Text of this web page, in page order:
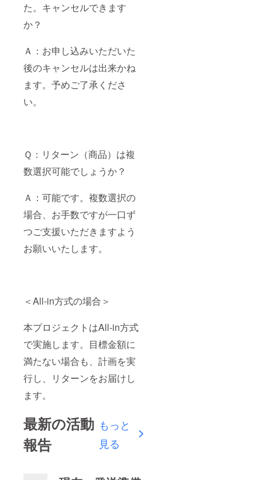
た。キャンセルできます
か？
Ａ：お申し込みいただいた
後のキャンセルは出来かね
ます。予めご了承くださ
い。
Ｑ：リターン（商品）は複
数選択可能でしょうか？
Ａ：可能です。複数選択の
場合、お手数ですが一口ず
つご支援いただきますよう
お願いいたします。
＜All-in方式の場合＞
本プロジェクトはAll-in方式
で実施します。目標金額に
満たない場合も、計画を実
行し、リターンをお届けし
ます。
最新の活動
報告
もっと
見る